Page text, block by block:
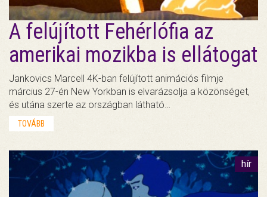
A felújított Fehérlófia az
amerikai mozikba is ellátogat
Jankovics Marcell 4K-ban felújított animációs filmje
március 27-én New Yorkban is elvarázsolja a közönséget,
és utána szerte az országban látható…
TOVÁBB
hír